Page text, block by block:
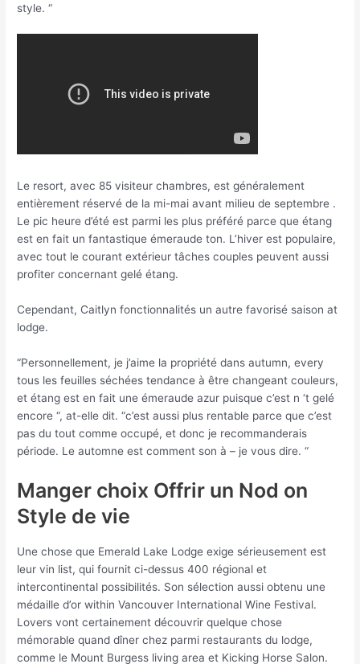
style. “
Le resort, avec 85 visiteur chambres, est généralement
entièrement réservé de la mi-mai avant milieu de septembre .
Le pic heure d’été est parmi les plus préféré parce que étang
est en fait un fantastique émeraude ton. L’hiver est populaire,
avec tout le courant extérieur tâches couples peuvent aussi
profiter concernant gelé étang.
Cependant, Caitlyn fonctionnalités un autre favorisé saison at
lodge.
“Personnellement, je j’aime la propriété dans autumn, every
tous les feuilles séchées tendance à être changeant couleurs,
et étang est en fait une émeraude azur puisque c’est n ‘t gelé
encore “, at-elle dit. “c’est aussi plus rentable parce que c’est
pas du tout comme occupé, et donc je recommanderais
période. Le automne est comment son à – je vous dire. “
Manger choix Offrir un Nod on
Style de vie
Une chose que Emerald Lake Lodge exige sérieusement est
leur vin list, ​​qui fournit ci-dessus 400 régional et
intercontinental possibilités. Son sélection aussi obtenu une
médaille d’or within Vancouver International Wine Festival.
Lovers vont certainement découvrir quelque chose
mémorable quand dîner chez parmi restaurants du lodge,
comme le Mount Burgess living area et Kicking Horse Salon.